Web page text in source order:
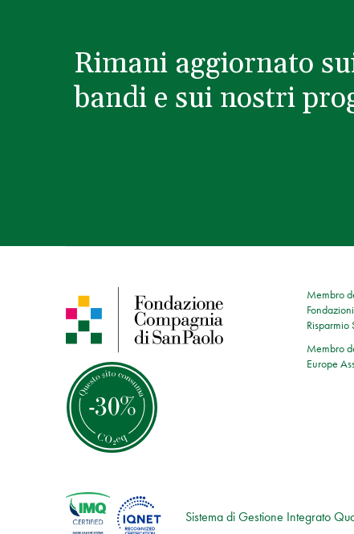
Rimani aggiornato
bandi e sui nostri
Membro
Risparmio
Membro
Europe
Sistema di Gestione Integrato